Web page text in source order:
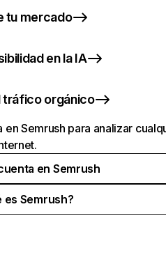
tu mercado
en la IA
tráfico orgánico
Semrush para analizar
en Semrush
es Semrush?